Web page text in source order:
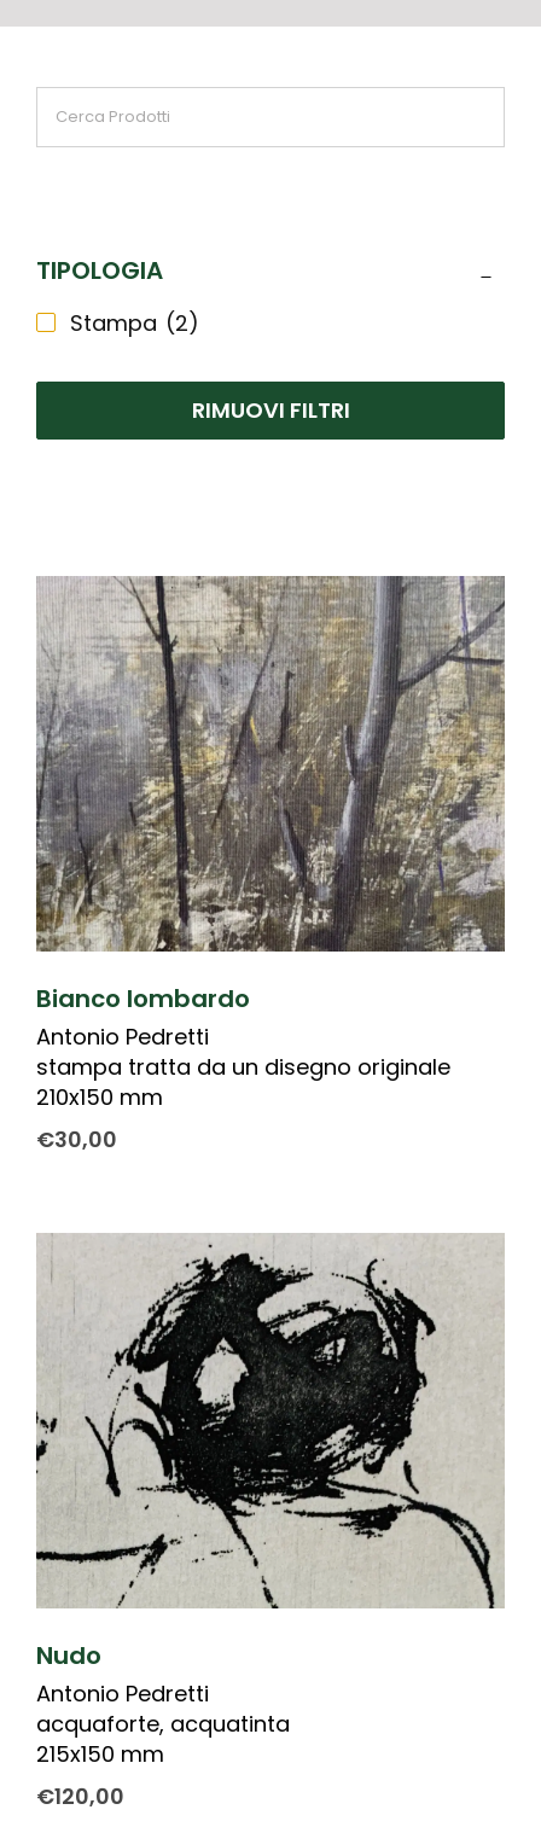
Bianco lombardo
Antonio Pedretti
stampa tratta da un disegno originale
210x150 mm
€30,00
Nudo
Antonio Pedretti
acquaforte, acquatinta
215x150 mm
€120,00
TIPOLOGIA
Stampa (2)
RIMUOVI FILTRI